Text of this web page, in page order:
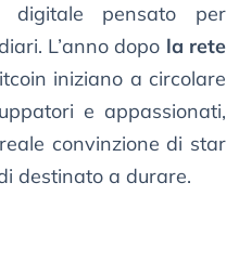
pensato per
L’anno dopo la rete
iniziano a circolare
e appassionati,
convinzione di star
destinato a durare.